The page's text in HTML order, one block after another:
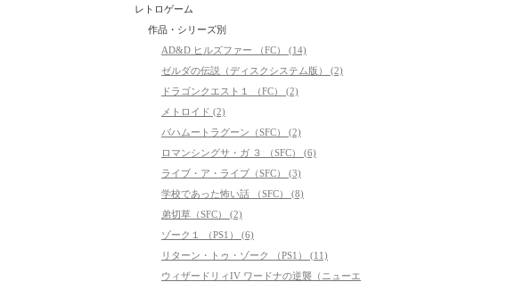
レトロゲーム
作品・シリーズ別
AD&D ヒルズファー （FC） (14)
ゼルダの伝説（ディスクシステム版） (2)
ドラゴンクエスト１ （FC） (2)
メトロイド (2)
バハムートラグーン（SFC） (2)
ロマンシングサ・ガ ３ （SFC） (6)
ライブ・ア・ライブ（SFC） (3)
学校であった怖い話 （SFC） (8)
弟切草（SFC） (2)
ゾーク１ （PS1） (6)
リターン・トゥ・ゾーク （PS1） (11)
ウィザードリィIV ワードナの逆襲（ニューエ